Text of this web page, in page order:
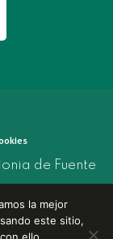
de Fuente
la mejor
este sitio,